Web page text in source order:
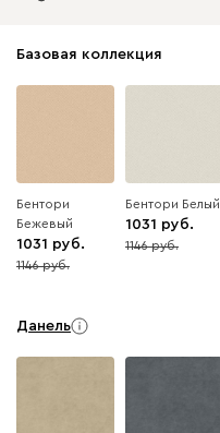
Базовая коллекция
Бентори
Бежевый
1031
10
1146
Бентори Белый
1031
10
1146
Данель